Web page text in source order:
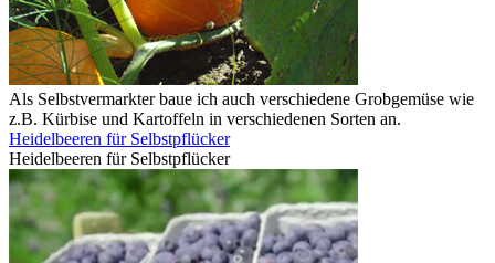
Als Selbstvermarkter baue ich auch verschiedene Grobgemüse wie
z.B. Kürbise und Kartoffeln in verschiedenen Sorten an.
Heidelbeeren für Selbstpflücker
Heidelbeeren für Selbstpflücker